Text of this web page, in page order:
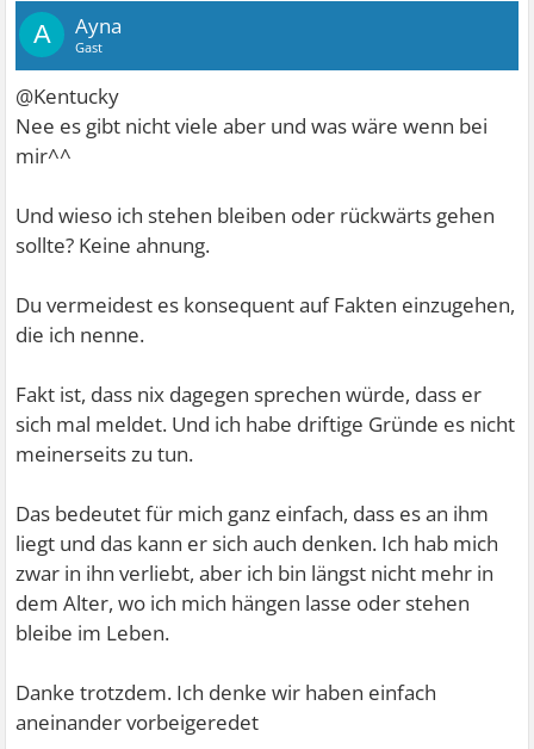
A Ayna
Gast
@Kentucky
Nee es gibt nicht viele aber und was wäre wenn bei
mir^^
Und wieso ich stehen bleiben oder rückwärts gehen
sollte? Keine ahnung.
Du vermeidest es konsequent auf Fakten einzugehen,
die ich nenne.
Fakt ist, dass nix dagegen sprechen würde, dass er
sich mal meldet. Und ich habe driftige Gründe es nicht
meinerseits zu tun.
Das bedeutet für mich ganz einfach, dass es an ihm
liegt und das kann er sich auch denken. Ich hab mich
zwar in ihn verliebt, aber ich bin längst nicht mehr in
dem Alter, wo ich mich hängen lasse oder stehen
bleibe im Leben.
Danke trotzdem. Ich denke wir haben einfach
aneinander vorbeigeredet